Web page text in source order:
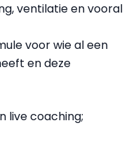
ventilatie en vooral
voor wie al een
en deze
live coaching;